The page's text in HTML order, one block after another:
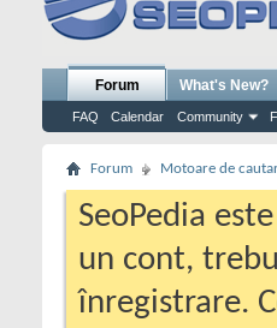
Forum
FAQ Calendar Community
What's New?
Forum Motoare de
SeoPedia
un cont,
înregistrare.